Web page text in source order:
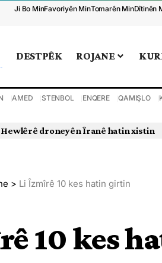
Ji Bo MinFavoriyên MinTomarên MinDîtinên
DESTPÊK ROJANE
AMED STENBOL ENQERE QAMIŞLO
Hewlêrê droneyên Îranê hatin xistin
> Li Îzmîrê 10 kes hatin girtin
10 kes